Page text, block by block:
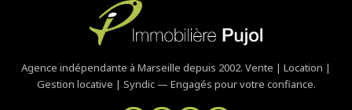
Agence indépendante à Marseille depuis 2002. Vente | Location |
Gestion locative | Syndic — Engagés pour votre confiance.